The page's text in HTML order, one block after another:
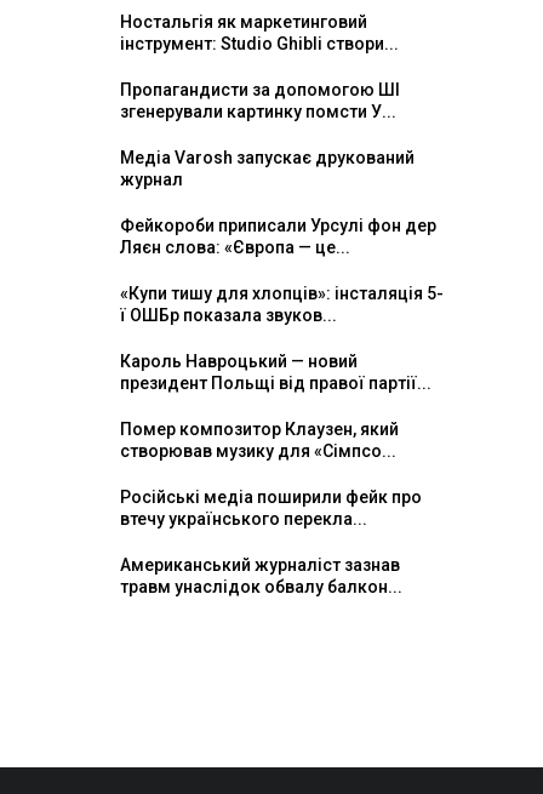
Ностальгія як маркетинговий
інструмент: Studio Ghibli створи...
Пропагандисти за допомогою ШІ
згенерували картинку помсти У...
Медіа Varosh запускає друкований
журнал
Фейкороби приписали Урсулі фон дер
Ляєн слова: «Європа — це...
«Купи тишу для хлопців»: інсталяція 5-
ї ОШБр показала звуков...
Кароль Навроцький — новий
президент Польщі від правої партії...
Помер композитор Клаузен, який
створював музику для «Сімпсо...
Російські медіа поширили фейк про
втечу українського перекла...
Американський журналіст зазнав
травм унаслідок обвалу балкон...